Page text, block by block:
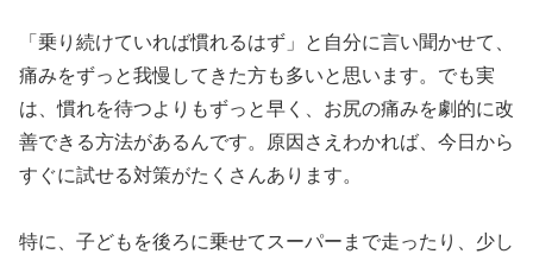
「乗り続けていれば慣れるはず」と自分に言い聞かせて、
痛みをずっと我慢してきた方も多いと思います。でも実
は、慣れを待つよりもずっと早く、お尻の痛みを劇的に改
善できる方法があるんです。原因さえわかれば、今日から
すぐに試せる対策がたくさんあります。
特に、子どもを後ろに乗せてスーパーまで走ったり、少し